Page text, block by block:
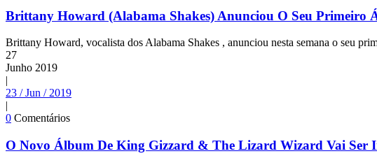
Brittany Howard (Alabama Shakes) Anunciou O Seu Primeiro
Brittany Howard, vocalista dos Alabama Shakes , anunciou nesta semana o seu
27
Junho 2019
|
23 / Jun / 2019
|
0 Comentários
O Novo Álbum De King Gizzard & The Lizard Wizard Vai Ser